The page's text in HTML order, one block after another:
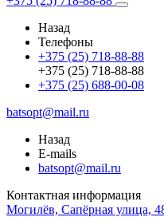
Назад
Телефоны
+375 (25) 718-88-88
+375 (25) 718-88-88
+375 (25) 688-00-08
batsopt@mail.ru
Назад
E-mails
batsopt@mail.ru
Контактная информация
Могилёв, Сапёрная улица,